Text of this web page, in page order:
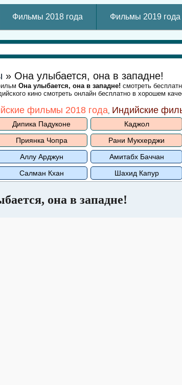
Фильмы 2018 года Фильмы 2019 года
» Она улыбается, она в западне!
Она улыбается, она в западне! смотреть
кино смотреть онлайн бесплатно в хорошем
фильмы 2018 года, Индийские
Дипика Падуконе Каджол
Приянка Чопра Рани Мукхерджи
Аллу Арджун Амитабх Баччан
Салман Кхан Шахид Капур
она в западне!